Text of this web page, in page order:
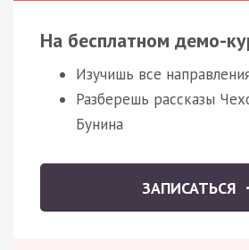
На бесплатном демо-
Изучишь все
Разберешь рассказы
Бунина
ЗАПИСАТЬСЯ